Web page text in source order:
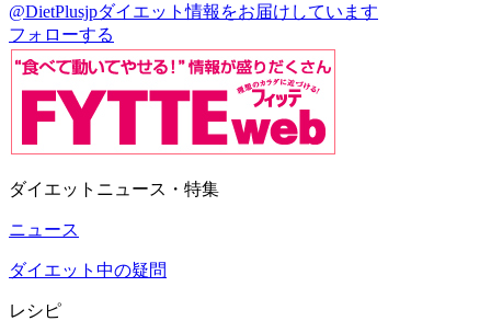
@DietPlusjpダイエット情報をお届けしています
フォローする
ダイエットニュース・特集
ニュース
ダイエット中の疑問
レシピ